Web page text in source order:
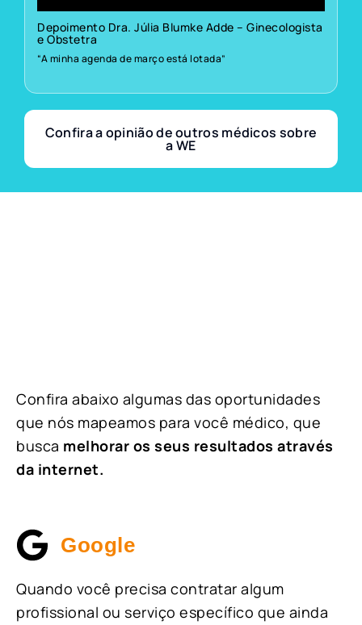
Depoimento Dra. Júlia Blumke Adde – Ginecologista
e Obstetra
“A minha agenda de março está lotada”
Confira a opinião de outros médicos sobre
a WE
Confira abaixo algumas das oportunidades
que nós mapeamos para você médico, que
busca melhorar os seus resultados através
da internet.
Google
Quando você precisa contratar algum
profissional ou serviço específico que ainda